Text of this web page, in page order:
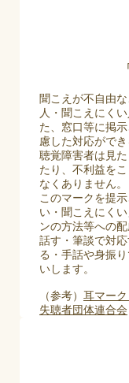
聞こえが不自由
人・聞こえにく
た、窓口等に掲
慮した対応がで
聴覚障害者は見
たり、不利益を
なくありません。
このマークを提
い・聞こえにく
ンの方法等への
話す・筆談で対
る・手話や身振
いします。
（参考） 耳マー
失聴者団体連合会​